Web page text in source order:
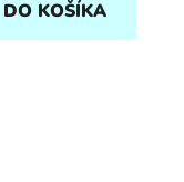
DO KOŠÍKA